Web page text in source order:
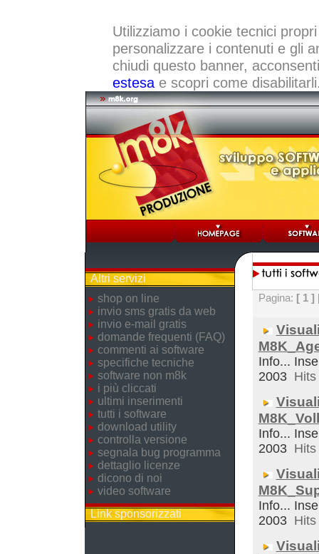
Utilizziamo i cookie tecnici
personalizzare i contenuti e gli
chiudi questo banner,
estesae scopri come
Altri servizi
shop on line
invio sms gratis da web
invio e-mail gratis
domande frequenti (FAQ)
commenti ai software
specifiche tecniche
software non m8k
i più cliccati
ultimi inserimenti
tutti i software
download utility
controlla versione
segnala bug programma
dettaglio licenze
dicono di noi
video software
Link sponsorizzati
Pagina: [ 1 ]
Info...
2003
Info...
2003
Info...
2003